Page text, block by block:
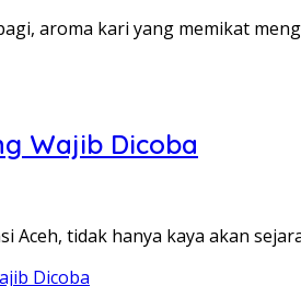
aroma kari yang memikat
Wajib Dicoba
Aceh, tidak hanya kaya akan